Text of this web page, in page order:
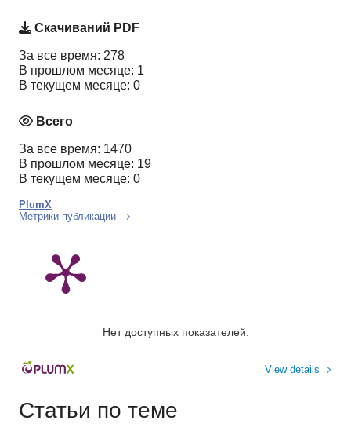
Скачиваний PDF
За все время: 278
В прошлом месяце: 1
В текущем месяце: 0
Всего
За все время: 1470
В прошлом месяце: 19
В текущем месяце: 0
PlumX
Метрики публикации
Нет доступных показателей.
View details
Статьи по теме